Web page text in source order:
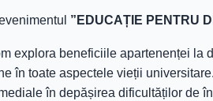
”EDUCAȚIE PENTRU
explora beneficiile apartenenței
în toate aspectele vieții
în depășirea dificultăților de